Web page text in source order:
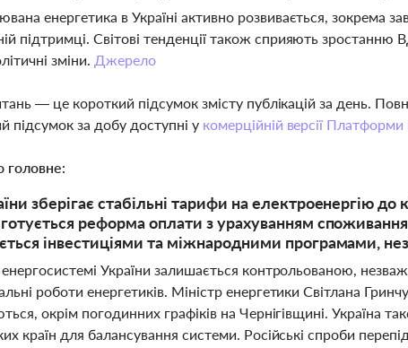
енергетика в Україні активно розвивається, зокрема
підтримці. Світові тенденції також сприяють
зміни. Джерело
— це короткий підсумок змісту публікацій за день.
підсумок за добу доступні у комерційній версії
головне:
зберігає стабільні тарифи на електроенергію
реформа оплати з урахуванням
інвестиціями та міжнародними програмами,
України залишається контрольованою,
роботи енергетиків. Міністр енергетики Світлана
окрім погодинних графіків на Чернігівщині. Україна
країн для балансування системи. Російські спроби